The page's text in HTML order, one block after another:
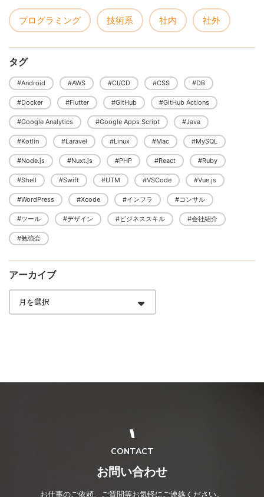
プログラミング 技術系 社内 社外
タグ
#Android #AWS #CI/CD #CSS #DB
#Docker #Flutter #GitHub #GitHub Actions
#Google Analytics #Google Apps Script #Java
#Kotlin #Laravel #Linux #Mac #MySQL
#Node.js #Nuxt.js #PHP #React #Ruby
#Shell #Swift #UTM #VSCode #Vue.js
#WordPress #Xcode #インフラ #コンサル
#ツール #デザイン #ビジネススキル #会社紹介
#勉強会
アーカイブ
CONTACT
お問い合わせ
お仕事のご依頼、ご質問等お気軽にご連絡ください。